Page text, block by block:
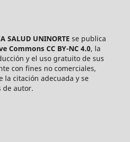
SALUD UNINORTE se publica
Commons CC BY-NC 4.0, la
y el uso gratuito de sus
con fines no comerciales,
la citación adecuada y se
de autor.